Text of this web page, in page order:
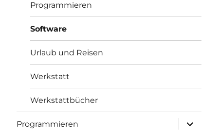
Programmieren
Software
Urlaub und Reisen
Werkstatt
Werkstattbücher
Programmieren
anzeigen